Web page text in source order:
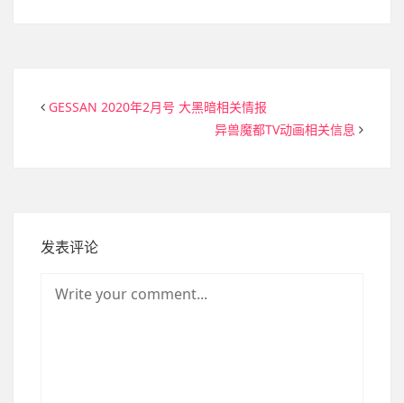
GESSAN 2020年2月号 大黑暗相关情报
异兽魔都TV动画相关信息
发表评论